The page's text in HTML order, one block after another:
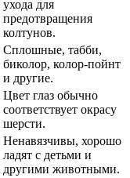
ухода для
предотвращения
колтунов.
Сплошные, табби,
биколор, колор-пойнт
и другие.
Цвет глаз обычно
соответствует окрасу
шерсти.
Ненавязчивы, хорошо
ладят с детьми и
другими животными.